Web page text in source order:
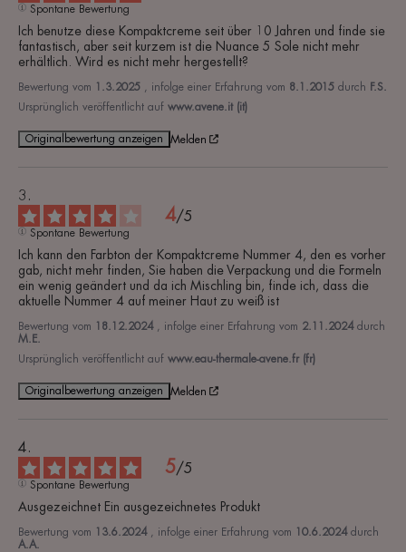
Spontane Bewertung
Ich benutze diese Kompaktcreme seit über 10 Jahren und finde sie
fantastisch, aber seit kurzem ist die Nuance 5 Sole nicht mehr
erhältlich. Wird es nicht mehr hergestellt?
Bewertung vom 1.3.2025 , infolge einer Erfahrung vom 8.1.2015 durch F.S.
Ursprünglich veröffentlicht auf www.avene.it (it)
Originalbewertung anzeigen Melden
4/5
Spontane Bewertung
Ich kann den Farbton der Kompaktcreme Nummer 4, den es vorher
gab, nicht mehr finden, Sie haben die Verpackung und die Formeln
ein wenig geändert und da ich Mischling bin, finde ich, dass die
aktuelle Nummer 4 auf meiner Haut zu weiß ist
Bewertung vom 18.12.2024 , infolge einer Erfahrung vom 2.11.2024 durch
M.E.
Ursprünglich veröffentlicht auf www.eau-thermale-avene.fr (fr)
Originalbewertung anzeigen Melden
5/5
Spontane Bewertung
Ausgezeichnet Ein ausgezeichnetes Produkt
Bewertung vom 13.6.2024 , infolge einer Erfahrung vom 10.6.2024 durch
A.A.